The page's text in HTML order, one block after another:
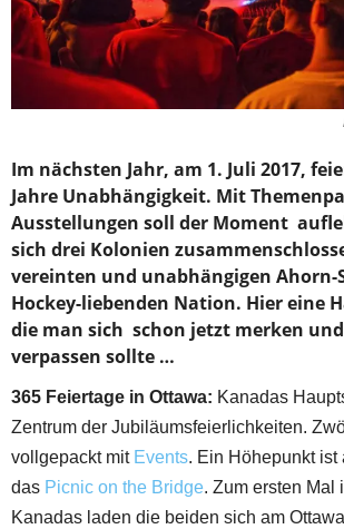
Im nächsten Jahr, am 1. Juli 2017,
Jahre Unabhängigkeit. Mit
Ausstellungen soll der Moment
sich drei Kolonien
vereinten und unabhängigen Ahorn-
Hockey-liebenden Nation. Hier eine
die man sich schon jetzt merken
verpassen sollte …
365 Feiertage in Ottawa: Kanadas
Zentrum der Jubiläumsfeierlichkeiten.
vollgepackt mit Events. Ein Höhepunkt ist
das Picnic on the Bridge. Zum ersten Mal
Kanadas laden die beiden sich am